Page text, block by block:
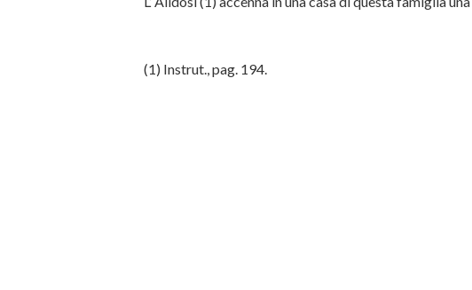
(1) Instrut., pag. 194.